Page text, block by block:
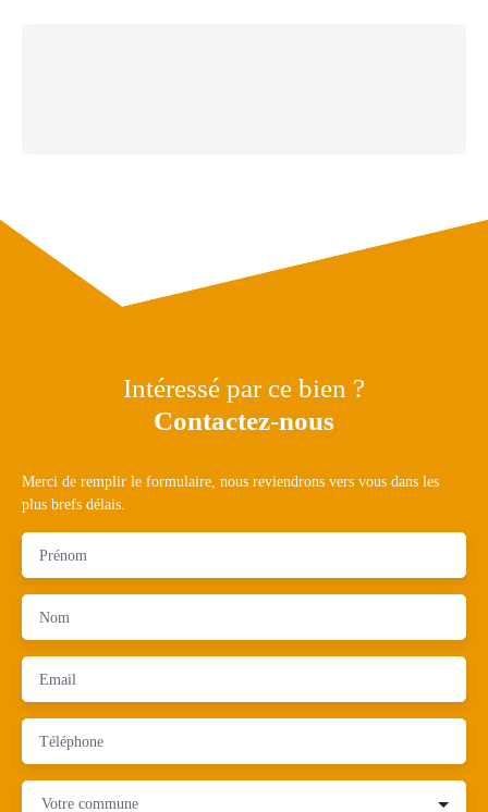
Intéressé par ce bien ?
Contactez-nous
Merci de remplir le formulaire, nous reviendrons vers vous dans les
plus brefs délais.
Prénom
Nom
Email
Téléphone
Votre commune